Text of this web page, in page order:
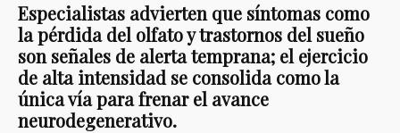
Especialistas advierten que síntomas como
la pérdida del olfato y trastornos del sueño
son señales de alerta temprana; el ejercicio
de alta intensidad se consolida como la
única vía para frenar el avance
neurodegenerativo.